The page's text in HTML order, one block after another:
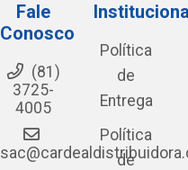
Fale
Conosco
(81)
3725-
4005
Política
de
Entrega
Política
de